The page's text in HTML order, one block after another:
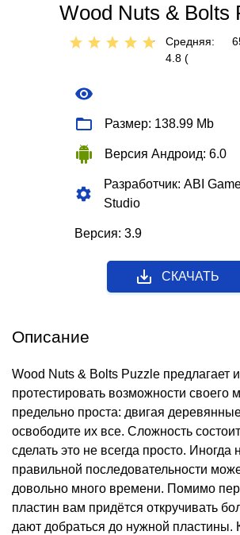
Wood Nuts & Bolts
Средняя:
4.8 (
Размер: 138.99 Mb
Версия Андроид: 6.0
Разработчик: ABI
Studio
Версия: 3.9
СКАЧАТЬ
Описание
Wood Nuts & Bolts Puzzle предлагает
протестировать возможности своего
предельно проста: двигая
освободите их все. Сложность
сделать это не всегда просто. Иногда
правильной последовательности
довольно много времени. Помимо
пластин вам придётся откручивать
дают добраться до нужной пластины.